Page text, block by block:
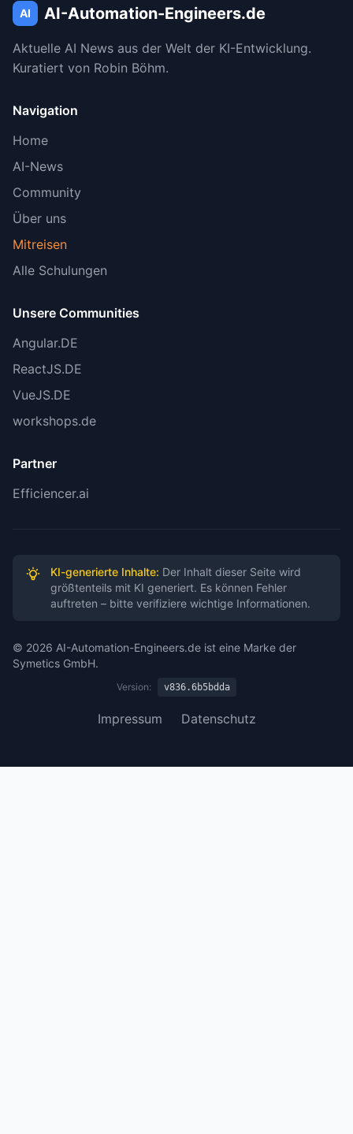
AI AI-Automation-Engineers.de
Aktuelle AI News aus der Welt der KI-Entwicklung.
Kuratiert von Robin Böhm.
Navigation
Home
AI-News
Community
Über uns
Mitreisen
Alle Schulungen
Unsere Communities
Angular.DE
ReactJS.DE
VueJS.DE
workshops.de
Partner
Efficiencer.ai
KI-generierte Inhalte: Der Inhalt dieser Seite wird
größtenteils mit KI generiert. Es können Fehler
auftreten – bitte verifiziere wichtige Informationen.
© 2026 AI-Automation-Engineers.de ist eine Marke der
Symetics GmbH.
Version: v836.6b5bdda
Impressum Datenschutz